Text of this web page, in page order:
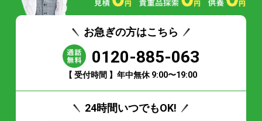
お急ぎの方はこちら
0120-885-063
【 受付時間 】年中無休 9:00〜19:00
24時間いつでもOK!